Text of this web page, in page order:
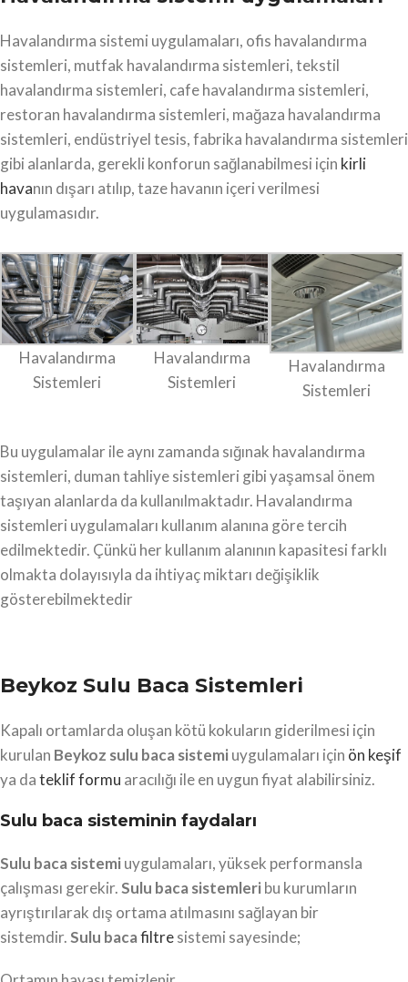
Havalandırma sistemi uygulamaları, ofis havalandırma
sistemleri, mutfak havalandırma sistemleri, tekstil
havalandırma sistemleri, cafe havalandırma sistemleri,
restoran havalandırma sistemleri, mağaza havalandırma
sistemleri, endüstriyel tesis, fabrika havalandırma sistemleri
gibi alanlarda, gerekli konforun sağlanabilmesi için kirli
havanın dışarı atılıp, taze havanın içeri verilmesi
uygulamasıdır.
Havalandırma
Sistemleri
Havalandırma
Sistemleri
Havalandırma
Sistemleri
Bu uygulamalar ile aynı zamanda sığınak havalandırma
sistemleri, duman tahliye sistemleri gibi yaşamsal önem
taşıyan alanlarda da kullanılmaktadır. Havalandırma
sistemleri uygulamaları kullanım alanına göre tercih
edilmektedir. Çünkü her kullanım alanının kapasitesi farklı
olmakta dolayısıyla da ihtiyaç miktarı değişiklik
gösterebilmektedir
Beykoz Sulu Baca Sistemleri
Kapalı ortamlarda oluşan kötü kokuların giderilmesi için
kurulan Beykoz sulu baca sistemiuygulamaları için ön keşif
ya dateklif formu aracılığı ile en uygun fiyat alabilirsiniz.
Sulu baca sisteminin faydaları
Sulu baca sistemiuygulamaları, yüksek performansla
çalışması gerekir.Sulu baca sistemleribu kurumların
ayrıştırılarak dış ortama atılmasını sağlayan bir
sistemdir.Sulu bacafiltresistemi sayesinde;